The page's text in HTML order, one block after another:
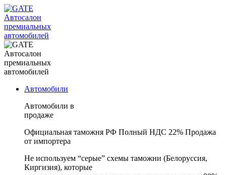
Автосалон
премиальных
автомобилей
Автосалон
премиальных
автомобилей
Автомобили
Автомобили в
продаже
Официальная таможня РФ Полный НДС 22% Продажа
от импортера
Не используем “серые” схемы таможни (Белоруссия,
Киргизия), которые